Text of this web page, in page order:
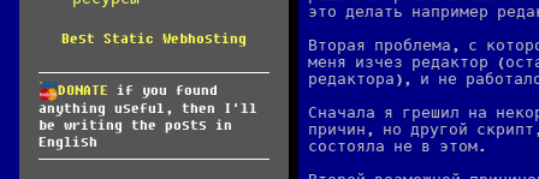
Best Static Webhosting
DONATE if you found
anything useful, then I'll
be writing the posts in
English
это делать например
Вторая проблема, с
меня изчез редактор
редактора), и не
Сначала я грешил на
причин, но другой
состояла не в этом.